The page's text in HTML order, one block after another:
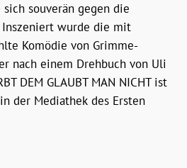
souverän gegen die
Inszeniert wurde die mit
Komödie von Grimme-
nach einem Drehbuch von Uli
DEM GLAUBT MAN NICHT ist
der Mediathek des Ersten